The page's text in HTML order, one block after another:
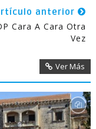
anterior
Cara A Cara Otra
Vez
Ver Más